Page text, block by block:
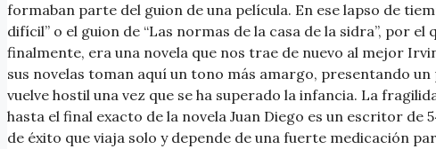
formaban parte del guion de una película. En ese lapso de
difícil” o el guion de “Las normas de la casa de la sidra”, por
finalmente, era una novela que nos trae de nuevo al mejor
sus novelas toman aquí un tono más amargo, presentando
vuelve hostil una vez que se ha superado la infancia. La
hasta el final exacto de la novela Juan Diego es un escritor
de éxito que viaja solo y depende de una fuerte medicación